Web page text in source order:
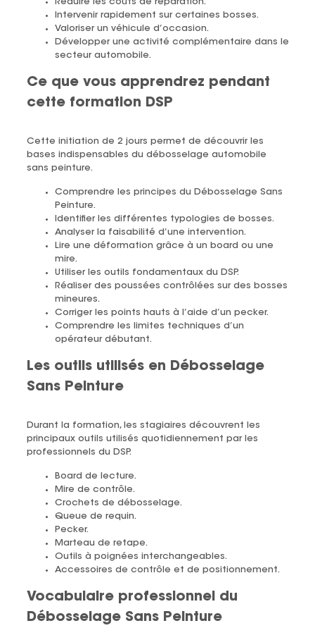
Intervenir rapidement sur certaines bosses.
Valoriser un véhicule d’occasion.
Développer une activité complémentaire dans le
secteur automobile.
Ce que vous apprendrez pendant
cette formation DSP
Cette initiation de 2 jours permet de découvrir les
bases indispensables du débosselage automobile
sans peinture.
Comprendre les principes du Débosselage Sans
Peinture.
Identifier les différentes typologies de bosses.
Analyser la faisabilité d’une intervention.
Lire une déformation grâce à un board ou une
mire.
Utiliser les outils fondamentaux du DSP.
Réaliser des poussées contrôlées sur des bosses
mineures.
Corriger les points hauts à l’aide d’un pecker.
Comprendre les limites techniques d’un
opérateur débutant.
Les outils utilisés en Débosselage
Sans Peinture
Durant la formation, les stagiaires découvrent les
principaux outils utilisés quotidiennement par les
professionnels du DSP.
Board de lecture.
Mire de contrôle.
Crochets de débosselage.
Queue de requin.
Pecker.
Marteau de retape.
Outils à poignées interchangeables.
Accessoires de contrôle et de positionnement.
Vocabulaire professionnel du
Débosselage Sans Peinture